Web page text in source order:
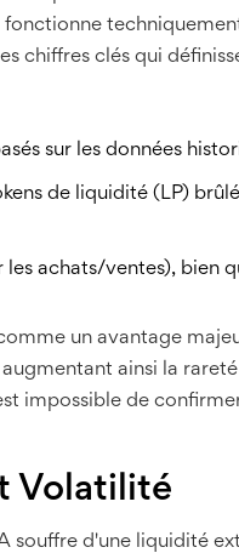
chiffres clés qui
sur les données
de liquidité (LP)
achats/ventes), bien
un avantage
ainsi la
impossible de
Volatilité
souffre d'une liquidité